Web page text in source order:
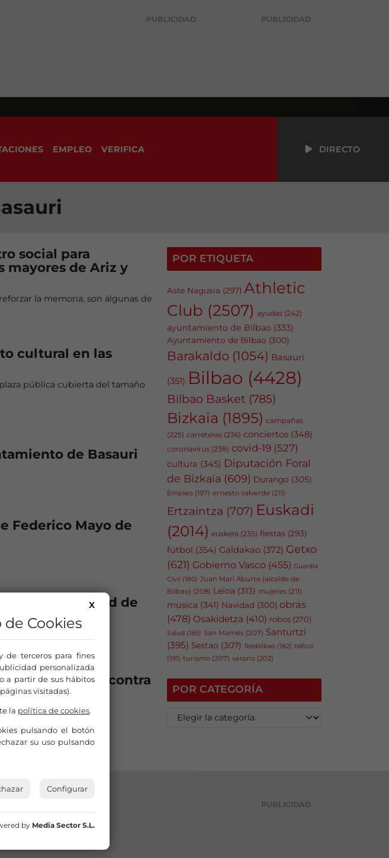
PUBLICIDAD PUBLICIDAD
EMPLEO VERIFICA DIRECTO
social para
mayores de Ariz y
la memoria, son algunas de
cultural en las
pública cubierta del tamaño
de Basauri
Federico Mayo de
de Igualdad de
sin hogar contra
POR ETIQUETA
Aste Nagusia (297) Athletic
Club (2507) ayudas (242)
ayuntamiento de Bilbao (333)
Ayuntamiento de Bilbao (300)
Barakaldo (1054) Basauri
(351) Bilbao (4428)
Bilbao Basket (785)
Bizkaia (1895) campañas
(225) carreteras (236) conciertos (348)
coronavirus (238) covid-19 (527)
cultura (345) Diputación Foral
de Bizkaia (609) Durango (305)
Empleo (197) ernesto valverde (211)
Ertzaintza (707) Euskadi
(2014) euskera (235) fiestas (293)
fútbol (354) Galdakao (372) Getxo
(621) Gobierno Vasco (455) Guardia
Civil (180) Juan Mari Aburto (alcalde de
Bilbao) (208) Leioa (313) mujeres (211)
musica (341) Navidad (300) obras
(478) Osakidetza (410) robos (270)
Salud (185) San Mamés (207) Santurtzi
(395) Sestao (307) Telebilbao (182) tráfico
(191) turismo (207) verano (202)
POR CATEGORÍA
PUBLICIDAD
X
Cookies
de terceros para fines
personalizada
a partir de sus hábitos
visitadas).
la política de cookies.
pulsando el botón
su uso pulsando
Configurar
by Media Sector S.L.